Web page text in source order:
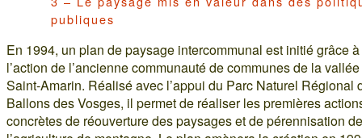
publiques
En 1994, un plan de paysage intercommunal est initié grâce à
l’action de l’ancienne communauté de communes de la
Saint-Amarin. Réalisé avec l’appui du Parc Naturel Régional
Ballons des Vosges, il permet de réaliser les premières
concrètes de réouverture des paysages et de pérennisation de